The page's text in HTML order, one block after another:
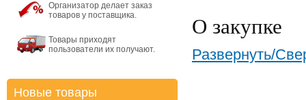
О закупке
Развернуть/
Организатор делает заказ
товаров у поставщика.
Товары приходят
пользователи их получают.
Новые товары